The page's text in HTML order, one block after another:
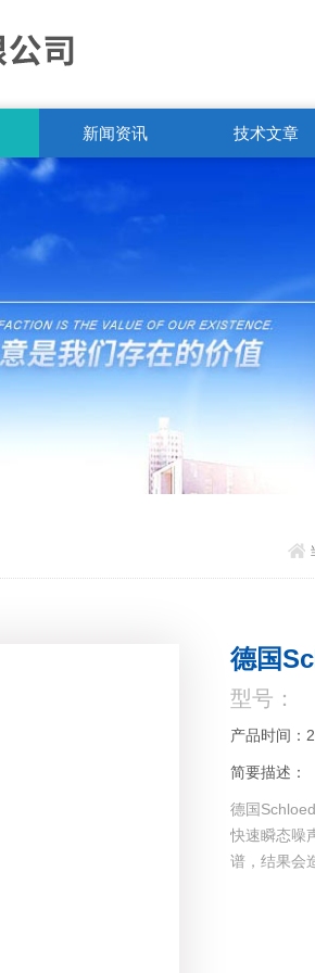
新闻资讯 技术文章
德国
型号：
产品时间：
简要描述：
德国
快速瞬态噪
谱，结果会